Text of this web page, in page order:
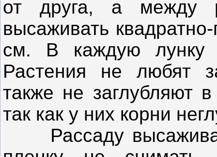
от друга, а между
высаживать
см. В каждую лунку
Растения не любят
также не заглубляют
так как у них корни
Рассаду